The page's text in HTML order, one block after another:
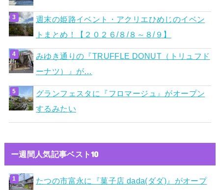
週末の姫路イベント・アクリエひめじのイベン
トまとめ！【２０２６/８/８～８/９】
みゆき通りの『TRUFFLE DONUT（トリュフド
ーナツ）』が…
グランフェスタに『フロマージュ』がオープン
するみたい
ー週間人気記事ベスト10
たつの市富永に『菓子店 dada(ダダ)』がオープ